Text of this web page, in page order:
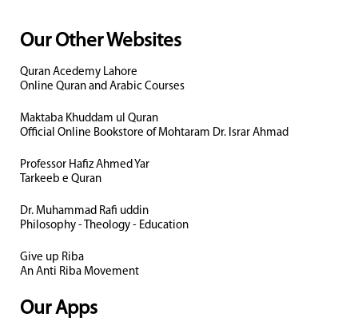
Our Other Websites
Quran Acedemy Lahore
Online Quran and Arabic Courses
Maktaba Khuddam ul Quran
Official Online Bookstore of Mohtaram Dr. Israr Ahmad
Professor Hafiz Ahmed Yar
Tarkeeb e Quran
Dr. Muhammad Rafi uddin
Philosophy - Theology - Education
Give up Riba
An Anti Riba Movement
Our Apps